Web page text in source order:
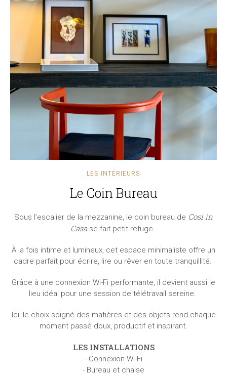
LES INTÉRIEURS
Le Coin Bureau
Sous l’escalier de la mezzanine, le coin bureau de Cosi in
Casase fait petit refuge.
À la fois intime et lumineux, cet espace minimaliste offre un
cadre parfait pour écrire, lire ou rêver en toute tranquillité.
Grâce à une connexion Wi-Fi performante, il devient aussi le
lieu idéal pour une session de télétravail sereine.
Ici, le choix soigné des matières et des objets rend chaque
moment passé doux, productif et inspirant.
LES INSTALLATIONS
- Connexion Wi-Fi
- Bureau et chaise